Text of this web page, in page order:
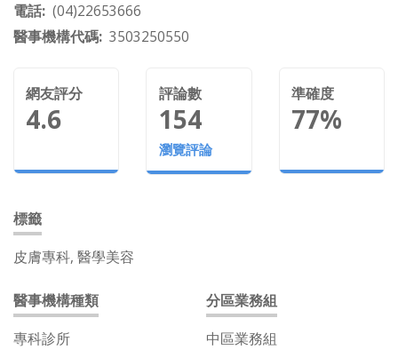
電話 (04)22653666
醫事機構代碼 3503250550
網友評分
4.6
評論數
154
瀏覽評論
準確度
77%
標籤
皮膚專科, 醫學美容
醫事機構種類
專科診所
分區業務組
中區業務組